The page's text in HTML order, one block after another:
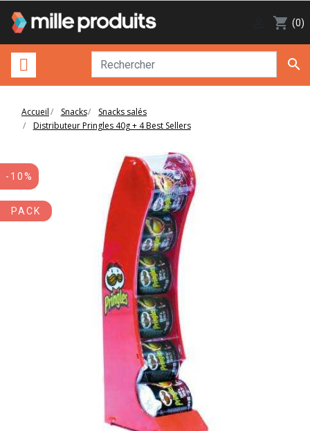
shopping_cart (0)

Accueil Snacks
Snacks salés
Distributeur Pringles 40g + 4 Best Sellers
-10%
PACK